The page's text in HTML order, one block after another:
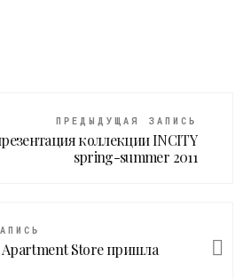
ПРЕДЫДУЩАЯ ЗАПИСЬ
коллекции INCITY
spring-summer 2011
Apartment Store пришла